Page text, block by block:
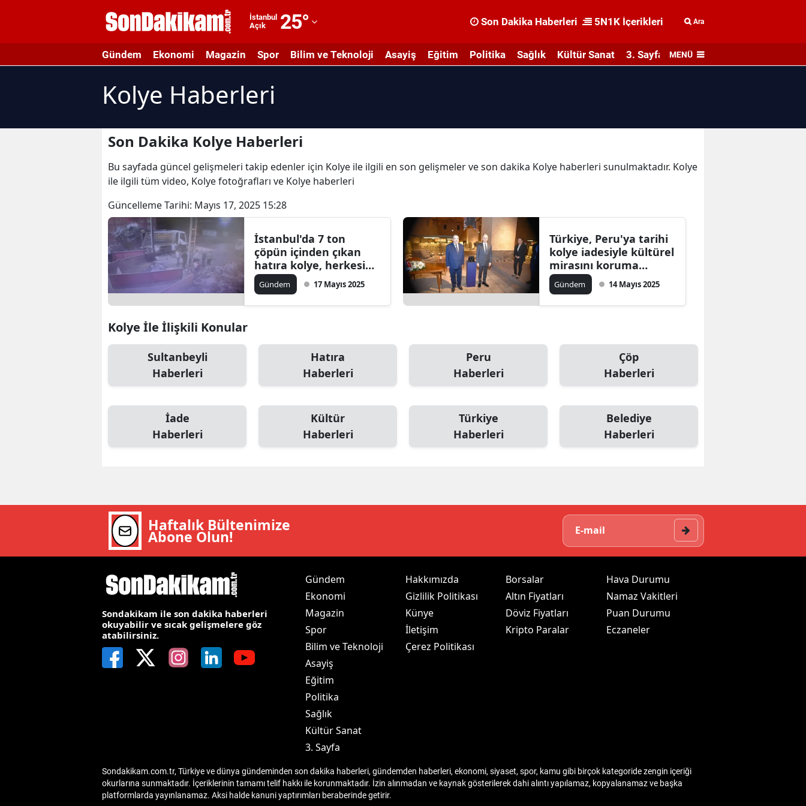
İstanbul
Açık
25°
Adıyaman
Afyonkarahisar
Amasya
Antalya
Artvin
Aydın
Balıkesir
Bilecik
Bingöl
Bursa
Denizli
Diyarbakır
Gümüşhane
Hatay
Isparta
Son Dakika Haberleri 5N1K İçerikleri Ara
Gündem Ekonomi Magazin Spor Bilim ve Teknoloji Asayiş Eğitim Politika Sağlık Kültür Sanat 3. Sayfa MENÜ
Kolye Haberleri
Son Dakika Kolye Haberleri
Bu sayfada güncel gelişmeleri takip edenler için Kolye ile ilgili en son gelişmeler ve son dakika Kolye haberleri sunulmaktadır. Kolye
ile ilgili tüm video, Kolye fotoğrafları ve Kolye haberleri
Güncelleme Tarihi: Mayıs 17, 2025 15:28
İstanbul'da 7 ton
çöpün içinden çıkan
hatıra kolye, herkesi
şaşırttı
Gündem 17 Mayıs 2025
Türkiye, Peru'ya tarihi
kolye iadesiyle kültürel
mirasını koruma
çabalarını sürdürüyor
Gündem 14 Mayıs 2025
Kolye İle İlişkili Konular
Sultanbeyli
Haberleri
Hatıra
Haberleri
Peru
Haberleri
Çöp
Haberleri
İade
Haberleri
Kültür
Haberleri
Türkiye
Haberleri
Belediye
Haberleri
Haftalık Bültenimize
Abone Olun!
Sondakikam ile son dakika haberleri
okuyabilir ve sıcak gelişmelere göz
atabilirsiniz.
Gündem
Ekonomi
Magazin
Spor
Bilim ve Teknoloji
Asayiş
Eğitim
Politika
Sağlık
Kültür Sanat
3. Sayfa
Hakkımızda
Gizlilik Politikası
Künye
İletişim
Çerez Politikası
Borsalar
Altın Fiyatları
Döviz Fiyatları
Kripto Paralar
Hava Durumu
Namaz Vakitleri
Puan Durumu
Eczaneler
Sondakikam.com.tr, Türkiye ve dünya gündeminden son dakika haberleri, gündemden haberleri, ekonomi, siyaset, spor, kamu gibi birçok kategoride zengin içeriği
okurlarına sunmaktadır. İçeriklerinin tamamı telif hakkı ile korunmaktadır. İzin alınmadan ve kaynak gösterilerek dahi alıntı yapılamaz, kopyalanamaz ve başka
platformlarda yayınlanamaz. Aksi halde kanuni yaptırımları beraberinde getirir.